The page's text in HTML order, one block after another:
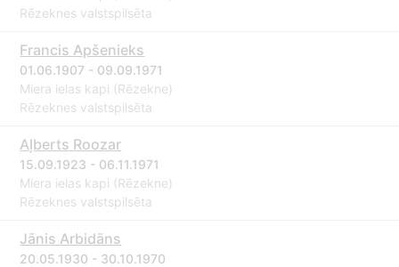
Rēzeknes valstspilsēta
Francis Apšenieks
01.06.1907 - 09.09.1971
Miera ielas kapi (Rēzekne)
Rēzeknes valstspilsēta
Aļberts Roozar
15.09.1923 - 06.11.1971
Miera ielas kapi (Rēzekne)
Rēzeknes valstspilsēta
Jānis Arbidāns
20.05.1930 - 30.10.1970